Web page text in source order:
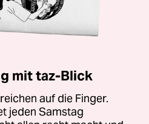
mit taz-Blick
auf die Finger.
jeden Samstag